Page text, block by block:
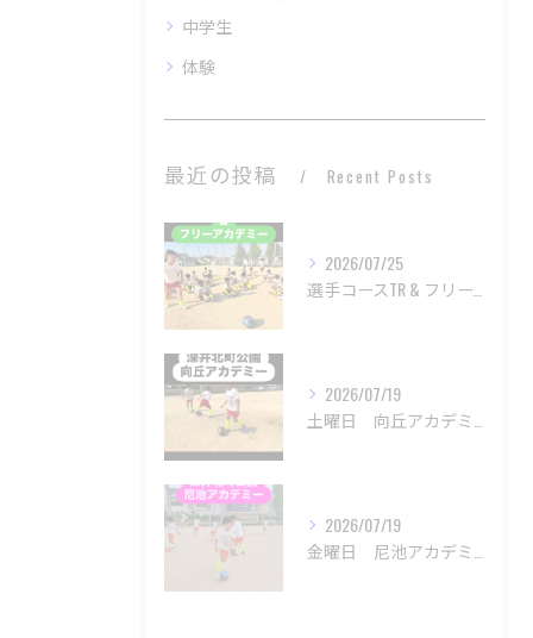
中学生
体験
最近の投稿 Recent Posts
2026/07/25
選手コースTR & フリーアカデミー
2026/07/19
土曜日 向丘アカデミー
2026/07/19
金曜日 尼池アカデミー